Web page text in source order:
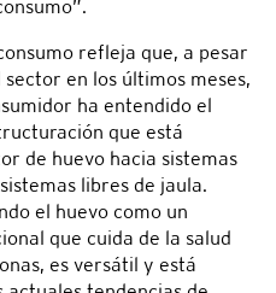
refleja que, a pesar
en los últimos meses,
ha entendido el
que está
de huevo hacia sistemas
libres de jaula.
el huevo como un
que cuida de la salud
es versátil y está